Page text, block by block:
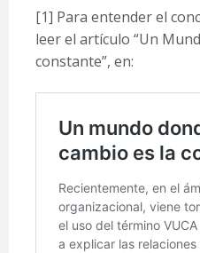
[1] Para entender el
leer el artículo “Un
constante”, en: